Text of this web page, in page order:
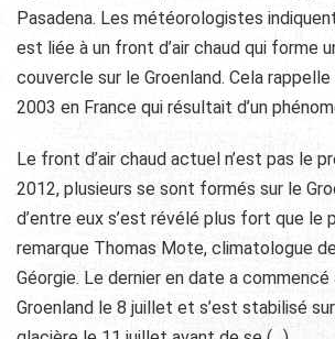
Pasadena. Les météorologistes
est liée à un front d’air chaud qui forme
couvercle sur le Groenland. Cela
2003 en France qui résultait d’un
Le front d’air chaud actuel n’est pas le
2012, plusieurs se sont formés sur le
d’entre eux s’est révélé plus fort que le
remarque Thomas Mote, climatologue
Géorgie. Le dernier en date a commencé
Groenland le 8 juillet et s’est stabilisé